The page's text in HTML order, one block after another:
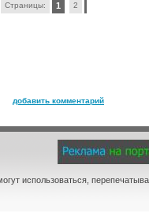
Страницы: 1 2
добавить комментарий
использоваться,